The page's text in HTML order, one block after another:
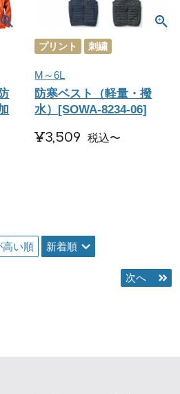
プリント 刺繍
M～6L
防寒ベスト（軽量・撥
水）[SOWA-8234-06]
¥3,509 税込〜
高い順 新着順